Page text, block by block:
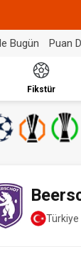
Bugün Puan
Fikstür
Türkiye